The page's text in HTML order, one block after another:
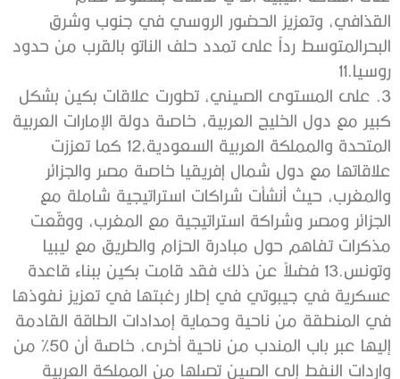
القذافي، وتعزيز الحضور الروسي في جنوب وشرق
البحرالمتوسط رداً على تمدد حلف الناتو بالقرب من حدود
روسيا.11
3. على المستوى الصيني، تطورت علاقات بكين بشكل
كبير مع دول الخليج العربية، خاصة دولة الإمارات العربية
المتحدة والمملكة العربية السعودية،12 كما تعززت
علاقاتها مع دول شمال إفريقيا خاصة مصر والجزائر
والمغرب، حيث أنشأت شراكات استراتيجية شاملة مع
الجزائر ومصر وشراكة استراتيجية مع المغرب، ووقّعت
مذكرات تفاهم حول مبادرة الحزام والطريق مع ليبيا
وتونس.13 فضلاً عن ذلك فقد قامت بكين ببناء قاعدة
عسكرية في جيبوتي في إطار رغبتها في تعزيز نفوذها
في المنطقة من ناحية وحماية إمدادات الطاقة القادمة
إليها عبر باب المندب من ناحية أخرى، خاصة أن 50% من
واردات النفط إلى الصين تصلها من المملكة العربية